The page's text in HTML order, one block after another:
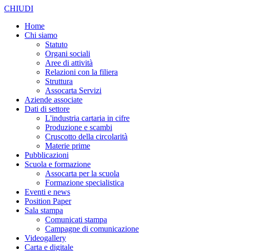
CHIUDI
Home
Chi siamo
Statuto
Organi sociali
Aree di attività
Relazioni con la filiera
Struttura
Assocarta Servizi
Aziende associate
Dati di settore
L'industria cartaria in cifre
Produzione e scambi
Cruscotto della circolarità
Materie prime
Pubblicazioni
Scuola e formazione
Assocarta per la scuola
Formazione specialistica
Eventi e news
Position Paper
Sala stampa
Comunicati stampa
Campagne di comunicazione
Videogallery
Carta e digitale